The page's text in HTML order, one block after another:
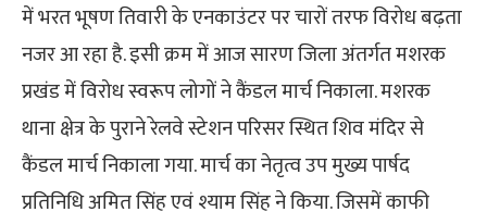
में भरत भूषण तिवारी के एनकाउंटर पर चारों तरफ विरोध बढ़ता
नजर आ रहा है. इसी क्रम में आज सारण जिला अंतर्गत मशरक
प्रखंड में विरोध स्वरूप लोगों ने कैंडल मार्च निकाला. मशरक
थाना क्षेत्र के पुराने रेलवे स्टेशन परिसर स्थित शिव मंदिर से
कैंडल मार्च निकाला गया. मार्च का नेतृत्व उप मुख्य पार्षद
प्रतिनिधि अमित सिंह एवं श्याम सिंह ने किया. जिसमें काफी